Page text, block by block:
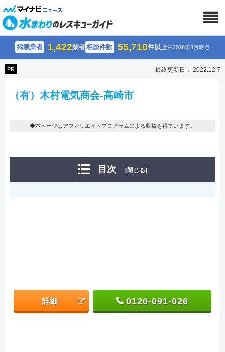
掲載業者 1,422業者相談件数 55,710件以上※2026年8月時点
PR 最終更新日： 2022.12.7
（有）木村電気商会-高崎市
◆本ページはアフィリエイトプログラムによる収益を得ています。
目次 [閉じる]
詳細 0120-091-026